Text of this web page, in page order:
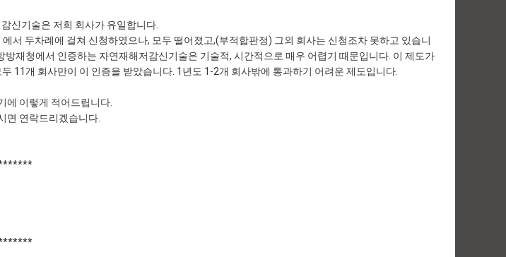
신기술은 저희 회사가 유일합니다.
서 두차례에 걸쳐 신청하였으나, 모두 떨어졌고,(부적합판정) 그외 회사는 신청조차 못하고 있습니
방재청에서 인증하는 자연재해저감신기술은 기술적, 시간적으로 매우 어렵기 때문입니다. 이 제도가
11개 회사만이 이 인증을 받았습니다. 1년도 1-2개 회사밖에 통과하기 어려운 제도입니다.
에 이렇게 적어드립니다.
면 연락드리겠습니다.